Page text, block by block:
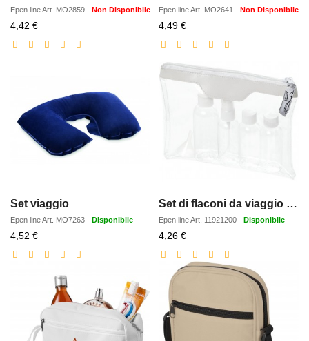
Epen lineArt. MO2859 - Non Disponibile
4,42 €Prezzo
scontato
Epen lineArt. MO2641 - Non Disponibile
4,49 €Prezzo
scontato
Set viaggio
Epen lineArt. MO7263 - Disponibile
4,52 €Prezzo
scontato
Set di flaconi da viaggio Munich approvato dalle compagnie aeree
Epen lineArt. 11921200 - Disponibile
4,26 €Prezzo
scontato